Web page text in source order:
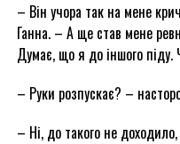
– Він учора так на мене
Ганна. – А ще став мене
Думає, що я до іншого
– Руки розпускає? –
– Ні, до такого не